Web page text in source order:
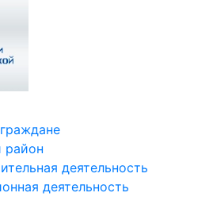
район
деятельность
деятельность